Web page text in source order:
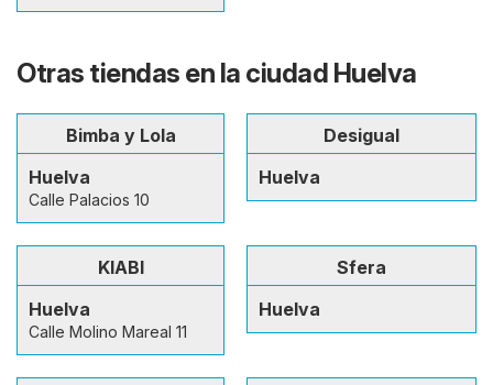
Otras tiendas en la ciudad Huelva
Bimba y Lola
Huelva
Calle Palacios 10
Desigual
Huelva
KIABI
Huelva
Calle Molino Mareal 11
Sfera
Huelva